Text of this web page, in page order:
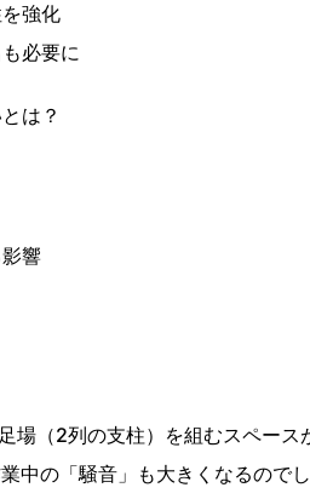
強化
必要に
は？
響
場（2列の支柱）を組むスペース
中の「騒音」も大きくなるので